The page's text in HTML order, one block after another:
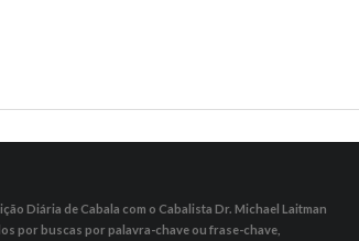
Diária de Cabala com o Cabalista Dr. Michael Laitman
por buscas por palavra-chave ou frase-chave,